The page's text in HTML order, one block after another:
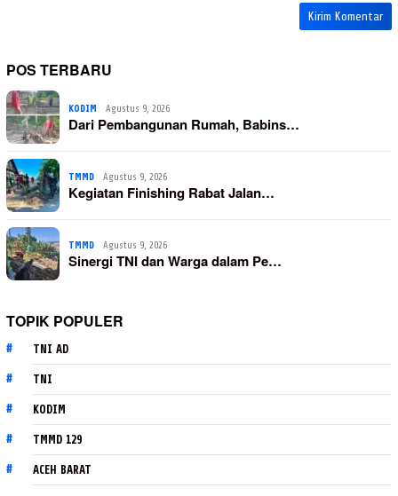
POS TERBARU
KODIM Agustus 9, 2026
Dari Pembangunan Rumah, Babins…
TMMD Agustus 9, 2026
Kegiatan Finishing Rabat Jalan…
TMMD Agustus 9, 2026
Sinergi TNI dan Warga dalam Pe…
TOPIK POPULER
TNI AD
TNI
KODIM
TMMD 129
ACEH BARAT